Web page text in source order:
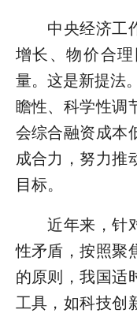
中央经济工作
增长、物价合
量。这是新提法
瞻性、科学性调
会综合融资成本
成合力，努力推
目标。
近年来，针对
性矛盾，按照聚
的原则，我国适
工具，如科技创